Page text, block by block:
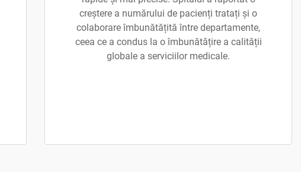
creștere a numărului de pacienți tratați și o
colaborare îmbunătățită între departamente,
ceea ce a condus la o îmbunătățire a calității
globale a serviciilor medicale.